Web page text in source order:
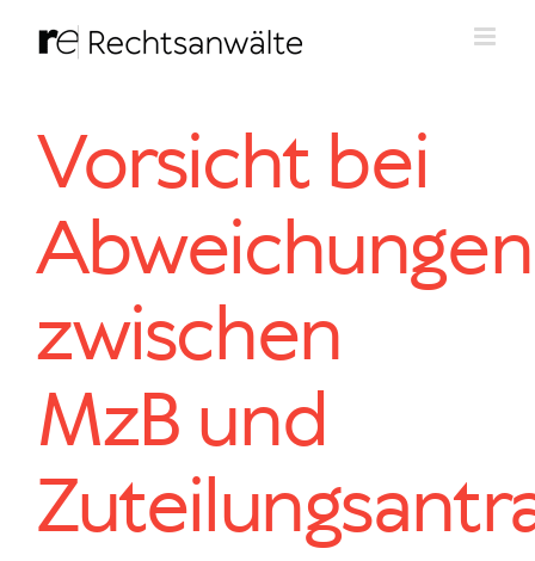
Inhalt
Vorsicht bei
Abweichungen
zwischen
MzB und